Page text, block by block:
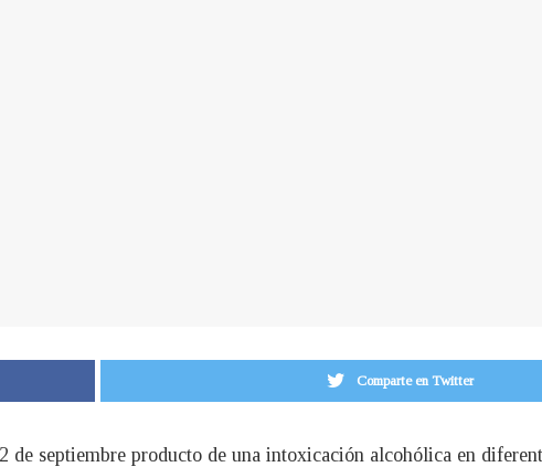
Comparte en Twitter
de septiembre producto de una intoxicación alcohólica en